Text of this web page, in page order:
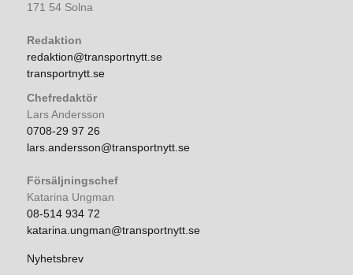
171 54 Solna
Redaktion
redaktion@transportnytt.se
transportnytt.se
Chefredaktör
Lars Andersson
0708-29 97 26
lars.andersson@transportnytt.se
Försäljningschef
Katarina Ungman
08-514 934 72
katarina.ungman@transportnytt.se
Nyhetsbrev